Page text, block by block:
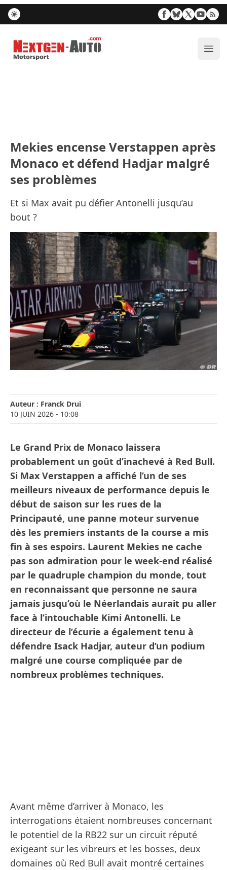
Nextgen-Auto.com
Mekies encense Verstappen après
Monaco et défend Hadjar malgré
ses problèmes
Et si Max avait pu défier Antonelli jusqu’au
bout ?
Auteur : Franck Drui
10 JUIN 2026 - 10:08
Le Grand Prix de Monaco laissera
probablement un goût d’inachevé à Red Bull.
Si Max Verstappen a affiché l’un de ses
meilleurs niveaux de performance depuis le
début de saison sur les rues de la
Principauté, une panne moteur survenue
dès les premiers instants de la course a mis
fin à ses espoirs. Laurent Mekies ne cache
pas son admiration pour le week-end réalisé
par le quadruple champion du monde, tout
en reconnaissant que personne ne saura
jamais jusqu’où le Néerlandais aurait pu aller
face à l’intouchable Kimi Antonelli. Le
directeur de l’écurie a également tenu à
défendre Isack Hadjar, auteur d’un podium
malgré une course compliquée par de
nombreux problèmes techniques.
Avant même d’arriver à Monaco, les
interrogations étaient nombreuses concernant
le potentiel de la RB22 sur un circuit réputé
exigeant sur les vibreurs et les bosses, deux
domaines où Red Bull avait montré certaines